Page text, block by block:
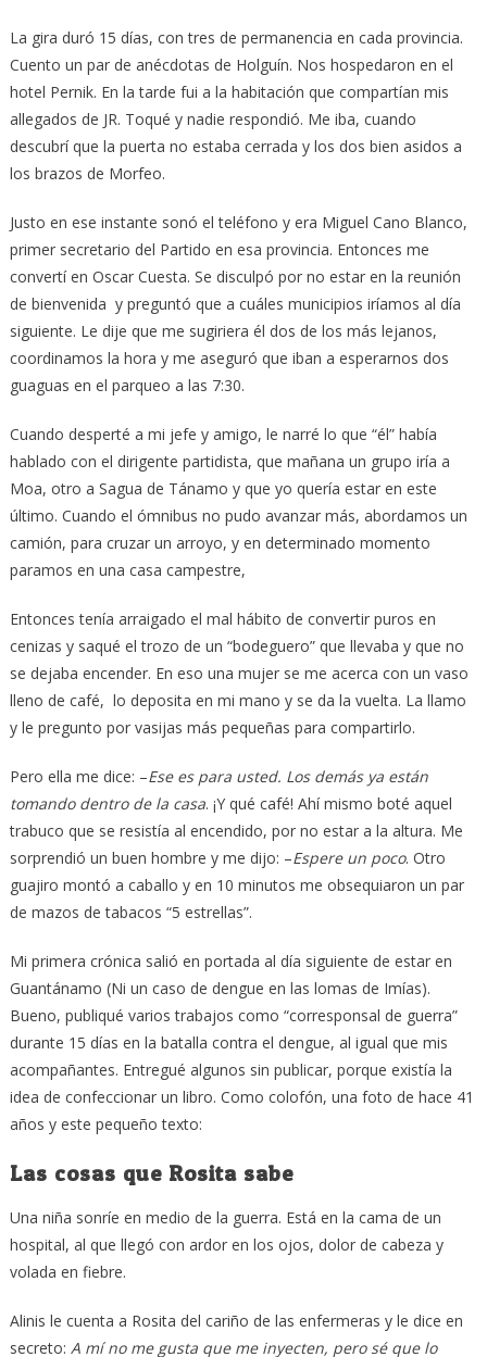
La gira duró 15 días, con tres de permanencia en cada provincia.
Cuento un par de anécdotas de Holguín. Nos hospedaron en el
hotel Pernik. En la tarde fui a la habitación que compartían mis
allegados de JR. Toqué y nadie respondió. Me iba, cuando
descubrí que la puerta no estaba cerrada y los dos bien asidos a
los brazos de Morfeo.
Justo en ese instante sonó el teléfono y era Miguel Cano Blanco,
primer secretario del Partido en esa provincia. Entonces me
convertí en Oscar Cuesta. Se disculpó por no estar en la reunión
de bienvenida y preguntó que a cuáles municipios iríamos al día
siguiente. Le dije que me sugiriera él dos de los más lejanos,
coordinamos la hora y me aseguró que iban a esperarnos dos
guaguas en el parqueo a las 7:30.
Cuando desperté a mi jefe y amigo, le narré lo que “él” había
hablado con el dirigente partidista, que mañana un grupo iría a
Moa, otro a Sagua de Tánamo y que yo quería estar en este
último. Cuando el ómnibus no pudo avanzar más, abordamos un
camión, para cruzar un arroyo, y en determinado momento
paramos en una casa campestre,
Entonces tenía arraigado el mal hábito de convertir puros en
cenizas y saqué el trozo de un “bodeguero” que llevaba y que no
se dejaba encender. En eso una mujer se me acerca con un vaso
lleno de café, lo deposita en mi mano y se da la vuelta. La llamo
y le pregunto por vasijas más pequeñas para compartirlo.
Pero ella me dice: –Ese es para usted. Los demás ya están
tomando dentro de la casa. ¡Y qué café! Ahí mismo boté aquel
trabuco que se resistía al encendido, por no estar a la altura. Me
sorprendió un buen hombre y me dijo: –Espere un poco. Otro
guajiro montó a caballo y en 10 minutos me obsequiaron un par
de mazos de tabacos “5 estrellas”.
Mi primera crónica salió en portada al día siguiente de estar en
Guantánamo (Ni un caso de dengue en las lomas de Imías).
Bueno, publiqué varios trabajos como “corresponsal de guerra”
durante 15 días en la batalla contra el dengue, al igual que mis
acompañantes. Entregué algunos sin publicar, porque existía la
idea de confeccionar un libro. Como colofón, una foto de hace 41
años y este pequeño texto:
Las cosas que Rosita sabe
Una niña sonríe en medio de la guerra. Está en la cama de un
hospital, al que llegó con ardor en los ojos, dolor de cabeza y
volada en fiebre.
Alinis le cuenta a Rosita del cariño de las enfermeras y le dice en
secreto: A mí no me gusta que me inyecten, pero sé que lo